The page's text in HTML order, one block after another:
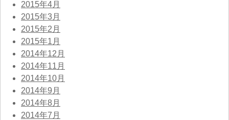
2015年4月
2015年3月
2015年2月
2015年1月
2014年12月
2014年11月
2014年10月
2014年9月
2014年8月
2014年7月